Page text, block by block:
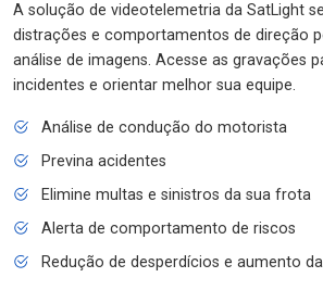
A solução de videotelemetria da SatLight
distrações e comportamentos de direção
análise de imagens. Acesse as gravações
incidentes e orientar melhor sua equipe.
Análise de condução do motorista
Previna acidentes
Elimine multas e sinistros da sua frota
Alerta de comportamento de riscos
Redução de desperdícios e aumento